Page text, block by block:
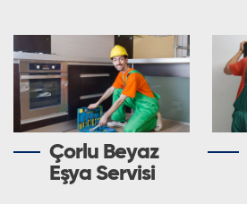
Çorlu Beyaz
Eşya Servisi